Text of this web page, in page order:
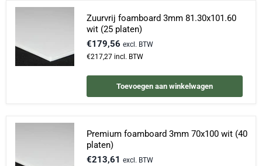
Zuurvrij foamboard 3mm 81.30x101.60
wit (25 platen)
€179,56 excl. BTW
€217,27 incl. BTW
Toevoegen aan winkelwagen
Premium foamboard 3mm 70x100 wit (40
platen)
€213,61 excl. BTW